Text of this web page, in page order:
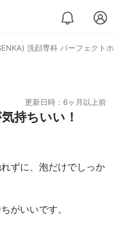
洗顔専科 パーフェクト
更新日時：6ヶ月以上前
持ちいい！
ずに、泡だけでしっか
がいいです。